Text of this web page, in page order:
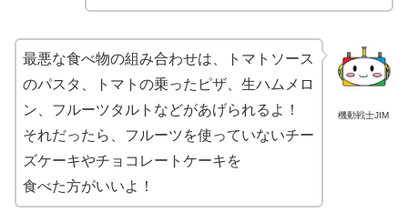
機動戦士JIM
最悪な食べ物の組み合わせは、トマトソース
のパスタ、トマトの乗ったピザ、生ハムメロ
ン、フルーツタルトなどがあげられるよ！
それだったら、フルーツを使っていないチー
ズケーキやチョコレートケーキを
食べた方がいいよ！